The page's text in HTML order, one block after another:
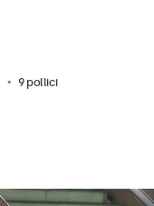
9 pollici